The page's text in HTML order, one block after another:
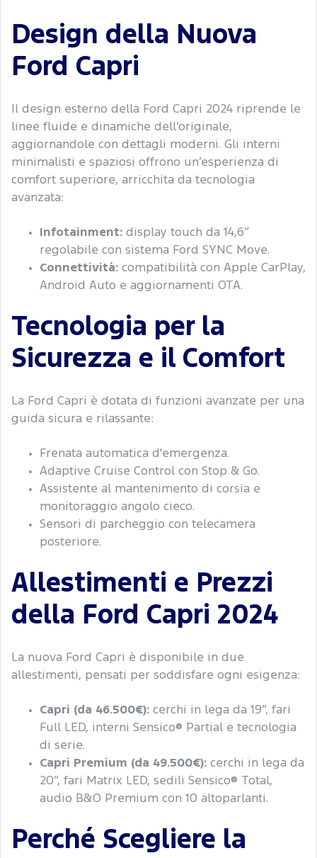
Design della Nuova
Ford Capri
Il design esterno della Ford Capri 2024 riprende le
linee fluide e dinamiche dell’originale,
aggiornandole con dettagli moderni. Gli interni
minimalisti e spaziosi offrono un’esperienza di
comfort superiore, arricchita da tecnologia
avanzata:
Infotainment: display touch da 14,6”
regolabile con sistema Ford SYNC Move.
Connettività: compatibilità con Apple CarPlay,
Android Auto e aggiornamenti OTA.
Tecnologia per la
Sicurezza e il Comfort
La Ford Capri è dotata di funzioni avanzate per una
guida sicura e rilassante:
Frenata automatica d'emergenza.
Adaptive Cruise Control con Stop & Go.
Assistente al mantenimento di corsia e
monitoraggio angolo cieco.
Sensori di parcheggio con telecamera
posteriore.
Allestimenti e Prezzi
della Ford Capri 2024
La nuova Ford Capri è disponibile in due
allestimenti, pensati per soddisfare ogni esigenza:
Capri (da 46.500€): cerchi in lega da 19”, fari
Full LED, interni Sensico® Partial e tecnologia
di serie.
Capri Premium (da 49.500€): cerchi in lega da
20”, fari Matrix LED, sedili Sensico® Total,
audio B&O Premium con 10 altoparlanti.
Perché Scegliere la